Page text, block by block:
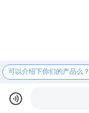
可以介绍下你们的产品么？